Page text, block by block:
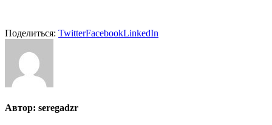
Поделиться: TwitterFacebookLinkedIn
Автор: seregadzr